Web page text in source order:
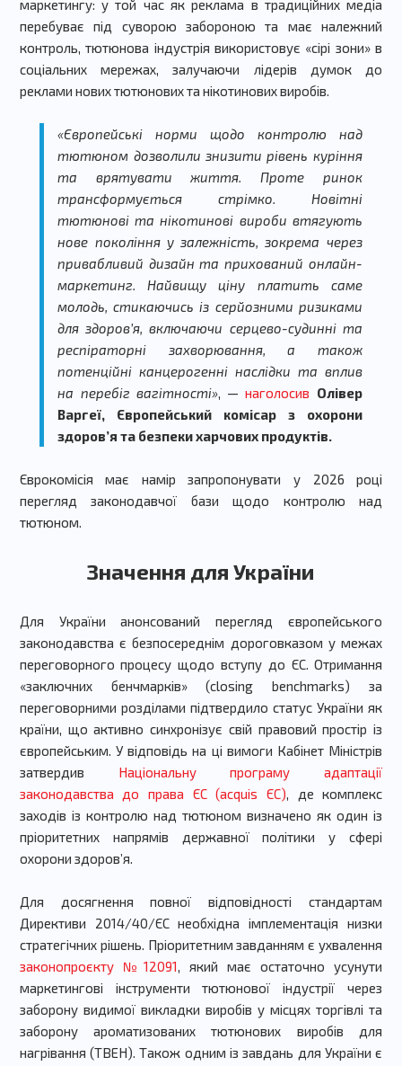
маркетингу: у той час як реклама в традиційних медіа
перебуває під суворою забороною та має належний
контроль, тютюнова індустрія використовує «сірі зони» в
соціальних мережах, залучаючи лідерів думок до
реклами нових тютюнових та нікотинових виробів.
«Європейські норми щодо контролю над
тютюном дозволили знизити рівень куріння
та врятувати життя. Проте ринок
трансформується стрімко. Новітні
тютюнові та нікотинові вироби втягують
нове покоління у залежність, зокрема через
привабливий дизайн та прихований онлайн-
маркетинг. Найвищу ціну платить саме
молодь, стикаючись із серйозними ризиками
для здоров’я, включаючи серцево-судинні та
респіраторні захворювання, а також
потенційні канцерогенні наслідки та вплив
на перебіг вагітності», —наголосив Олівер
Варгеї, Європейський комісар з охорони
здоров’я та безпеки харчових продуктів.
Єврокомісія має намір запропонувати у 2026 році
перегляд законодавчої бази щодо контролю над
тютюном.
Значення для України
Для України анонсований перегляд європейського
законодавства є безпосереднім дороговказом у межах
переговорного процесу щодо вступу до ЄС. Отримання
«заключних бенчмарків» (closing benchmarks) за
переговорними розділами підтвердило статус України як
країни, що активно синхронізує свій правовий простір із
європейським. У відповідь на ці вимоги Кабінет Міністрів
затвердив Національну програму адаптації
законодавства до права ЄС (acquis ЄС), де комплекс
заходів із контролю над тютюном визначено як один із
пріоритетних напрямів державної політики у сфері
охорони здоров’я.
Для досягнення повної відповідності стандартам
Директиви 2014/40/ЄС необхідна імплементація низки
стратегічних рішень. Пріоритетним завданням є ухвалення
законопроєкту №12091, який має остаточно усунути
маркетингові інструменти тютюнової індустрії через
заборону видимої викладки виробів у місцях торгівлі та
заборону ароматизованих тютюнових виробів для
нагрівання (ТВЕН). Також одним із завдань для України є